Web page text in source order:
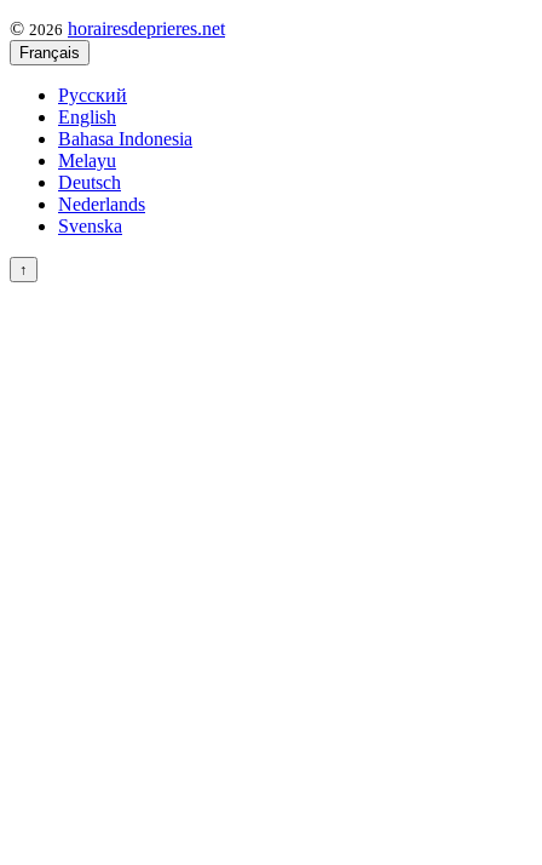
© 2026 horairesdeprieres.net
Français
Русский
English
Bahasa Indonesia
Melayu
Deutsch
Nederlands
Svenska
↑